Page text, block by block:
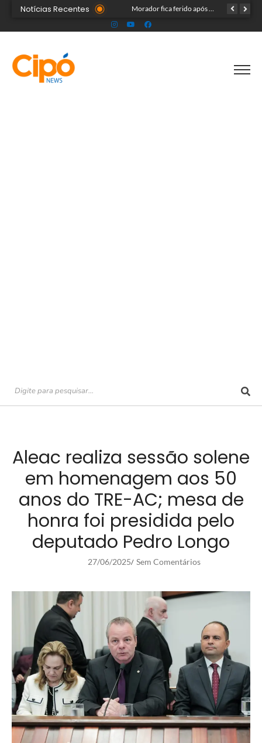
Notícias Recentes Após identificar falhas, MPAC monitora assistência a adultos com autismo em Cruzeiro
Aleac realiza sessão solene
em homenagem aos 50
anos do TRE-AC; mesa de
honra foi presidida pelo
deputado Pedro Longo
27/06/2025/ Sem Comentários